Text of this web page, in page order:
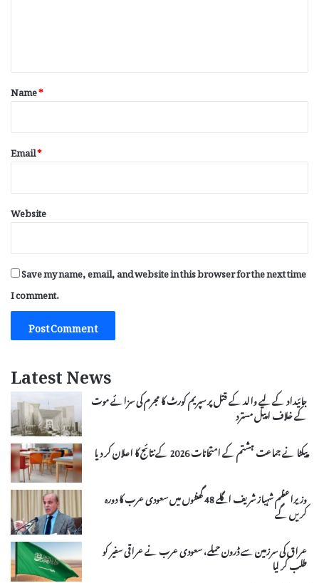
*
Name*
Email*
Website
Save my name, email, and website in this browser for the next time
I comment.
Latest News
جائیداد کے لیے والد کے قتل پر سپریم کورٹ کا مجرم کی سزائے موت
کے خلاف اپیل مسترد
پیکٹا نے جماعت ہشتم کے امتحانات 2026 کے نتائج کا اعلان کر دیا
وزیراعظم شہباز شریف اگلے 48 گھنٹوں میں سعودی عرب کا دورہ
کریں گے
عراق کی سرزمین سے ڈرون حملے، سعودی عرب نے عراقی سفیر کو
طلب کر لیا